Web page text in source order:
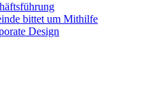
bittet um Mithilfe
Design